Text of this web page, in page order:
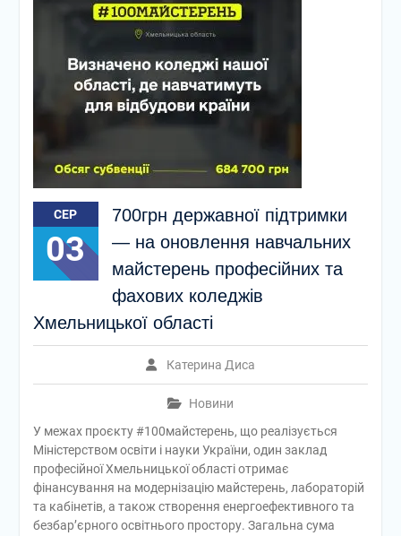
СЕР
03
700грн державної підтримки
— на оновлення навчальних
майстерень професійних та
фахових коледжів
Хмельницької області
Катерина Диса
Новини
У межах проєкту #100майстерень, що реалізується
Міністерством освіти і науки України, один заклад
професійної Хмельницької області отримає
фінансування на модернізацію майстерень, лабораторій
та кабінетів, а також створення енергоефективного та
безбар’єрного освітнього простору. Загальна сума